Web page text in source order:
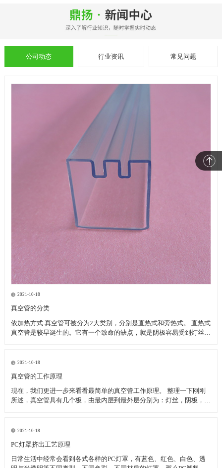
公司动态 行业资讯 常见问题
2021-10-18
真空管的分类
依加热方式 真空管可被分为2大类别，分别是直热式和旁热式。 直热式
真空管是较早诞生的。它有一个致命的缺点，就是阴极容易受到灯丝的
的体积与储热量远远大于传统的灯
2021-10-18
真空管的工作原理
现在，我们更进一步来看看最简单的真空管工作原理。 整理一下刚刚
所述，真空管具有几个极，由最内层到最外层分别为：灯丝，阴极，栅
式传导至阴极金属板上，等到阴极金属板温度达
2021-10-18
PC灯罩挤出工艺原理
日常生活中经常会看到各式各样的PC灯罩，有蓝色、红色、白色、透